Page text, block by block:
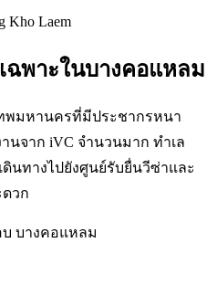
Kho Laem
ฉพาะในบางคอแหลม
พมหานครที่มีประชากรหนา
นจาก iVC จำนวนมาก ทำเล
นทางไปยังศูนย์รับยื่นวีซ่าและ
ดวก
บางคอแหลม